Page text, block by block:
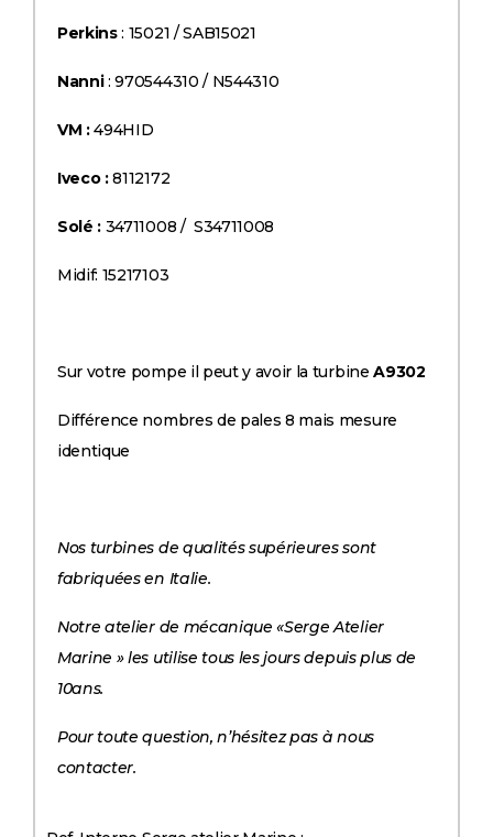
Perkins: 15021 / SAB15021
Nanni: 970544310 / N544310
VM :494HID
Iveco :8112172
Solé : 34711008 / S34711008
Midif: 15217103
Sur votre pompe il peut y avoir la turbineA9302
Différence nombres de pales 8 mais mesure
identique
Nos turbines de qualités supérieures sont
fabriquées en Italie.
Notre atelier de mécanique «Serge Atelier
Marine » les utilise tous les jours depuis plus de
10ans.
Pour toute question, n’hésitez pas à nous
contacter.